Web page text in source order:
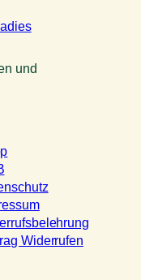
und
Widerrufen